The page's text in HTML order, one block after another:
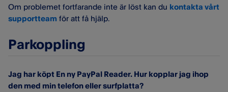
Om problemet fortfarande inte är löst kan du kontakta vårt
supportteam för att få hjälp.
Parkoppling
Jag har köpt En ny PayPal Reader. Hur kopplar jag ihop
den med min telefon eller surfplatta?